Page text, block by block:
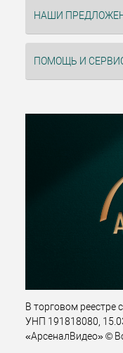
НАШИ
ПОМОЩЬ И
В торговом реестре
УНП 191818080,
«АрсеналВидео» ©